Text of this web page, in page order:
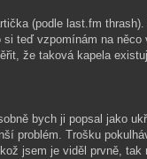
(podle last.fm
teď vzpomínám na něco
že taková kapela
bych ji popsal jako
problém. Trošku
jsem je viděl prvně, tak